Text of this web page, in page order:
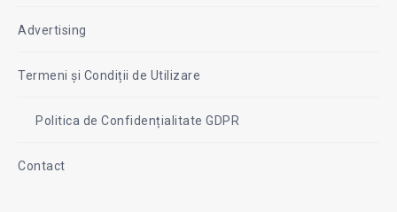
Advertising
Termeni și Condiții de Utilizare
Politica de Confidențialitate GDPR
Contact